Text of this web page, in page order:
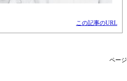
この記事のURL
ページ